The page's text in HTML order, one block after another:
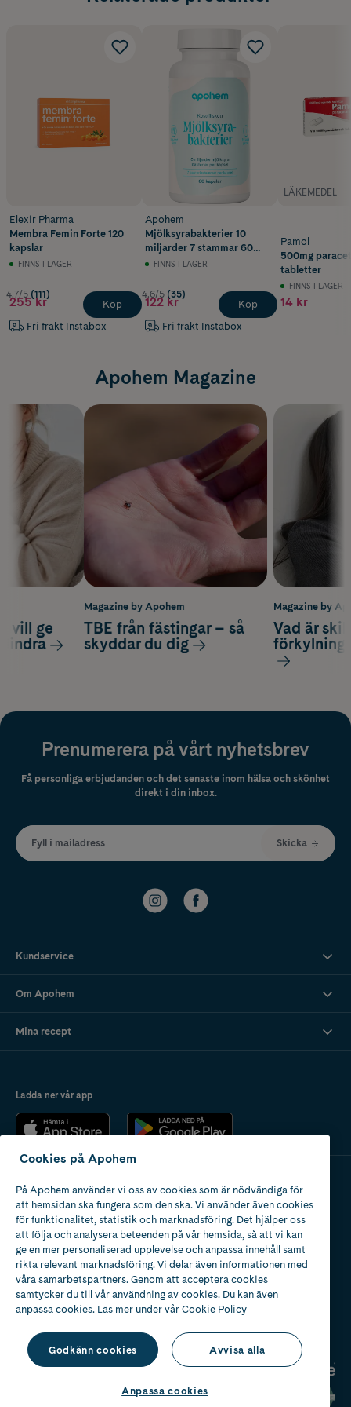
Elexir Pharma
Membra Femin Forte 120
kapslar
FINNS I LAGER
4.7/5 (111)
255 kr
Fri frakt Instabox
Köp
Apohem
Mjölksyrabakterier 10
miljarder 7 stammar 60
kapslar
FINNS I LAGER
4.6/5 (35)
122 kr
Fri frakt Instabox
Köp
LÄKEMEDEL
Pamol
500mg
tabletter
FINNS I LAGER
14 kr
Apohem Magazine
Magazine by
Vad är
förkylning
vill ge
lindra
Magazine by Apohem
TBE från fästingar – så
skyddar du dig
Prenumerera på vårt nyhetsbrev
Få personliga erbjudanden och det senaste inom hälsa och skönhet
direkt i din inbox.
Fyll i mailadress Skicka
Kundservice
Om Apohem
Mina recept
Ladda ner vår app
Apotek med tillstånd
av Läkemedelsverket
Cookies på Apohem
På Apohem använder vi oss av cookies som är nödvändiga för
att hemsidan ska fungera som den ska. Vi använder även cookies
för funktionalitet, statistik och marknadsföring. Det hjälper oss
att följa och analysera beteenden på vår hemsida, så att vi kan
ge en mer personaliserad upplevelse och anpassa innehåll samt
rikta relevant marknadsföring. Vi delar även informationen med
våra samarbetspartners. Genom att acceptera cookies
samtycker du till vår användning av cookies. Du kan även
anpassa cookies. Läs mer under vårCookie Policy
Godkänn cookies Avvisa alla
Anpassa cookies